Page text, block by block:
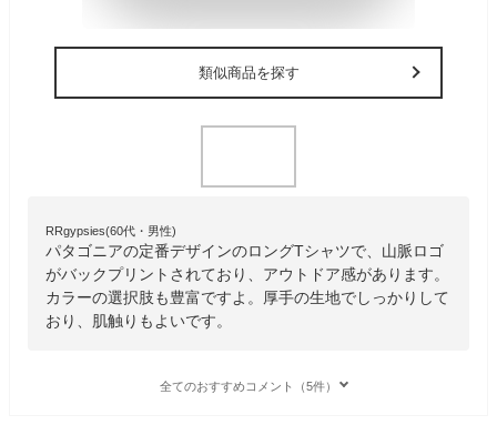
類似商品を探す
RRgypsies(60代・男性)
パタゴニアの定番デザインのロングTシャツで、山脈ロゴ
がバックプリントされており、アウトドア感があります。
カラーの選択肢も豊富ですよ。厚手の生地でしっかりして
おり、肌触りもよいです。
全てのおすすめコメント（5件）